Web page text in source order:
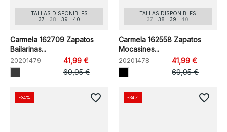
TALLAS DISPONIBLES
37
38 39 40
Carmela 162709 Zapatos
Bailarinas...
20201479
41,99 €
69,95 €
TALLAS DISPONIBLES
37
38 39 40
Carmela 162558 Zapatos
Mocasines...
20201478
41,99 €
69,95 €
-34% favorite_border -34% favorite_border